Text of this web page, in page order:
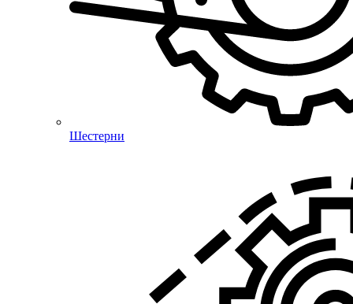
Шестерни